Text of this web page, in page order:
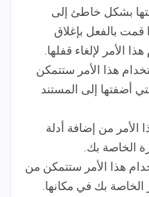
بشكل خاطئ إلى
قمت بالفعل بإغلاق
الأمر لإلغاء قفلها.
هذا الأمر ستتمكن
أضفتها إلى المستند
الأمر من إضافة أدلة
الخاصة بك.
هذا الأمر ستتمكن من
الخاصة بك في مكانها.